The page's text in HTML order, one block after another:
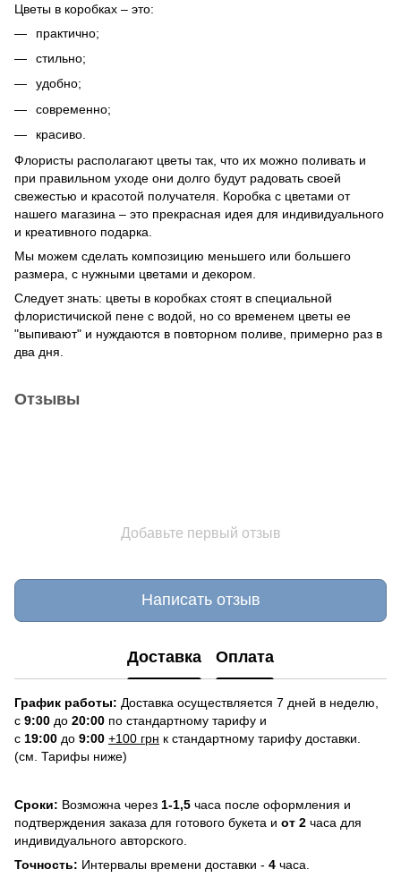
Цветы в коробках – это:
практично;
стильно;
удобно;
современно;
красиво.
Флористы располагают цветы так, что их можно поливать и
при правильном уходе они долго будут радовать своей
свежестью и красотой получателя. Коробка с цветами от
нашего магазина – это прекрасная идея для индивидуального
и креативного подарка.
Мы можем сделать композицию меньшего или большего
размера, с нужными цветами и декором.
Следует знать: цветы в коробках стоят в специальной
флористичиской пене с водой, но со временем цветы ее
"выпивают" и нуждаются в повторном поливе, примерно раз в
два дня.
Отзывы
Добавьте первый отзыв
Написать отзыв
Доставка Оплата
График работы: Доставка осуществляется 7 дней в неделю,
с 9:00 до 20:00 по стандартному тарифу и
с 19:00 до 9:00 +100 грн к стандартному тарифу доставки.
(см. Тарифы ниже)
Сроки: Возможна через 1-1,5 часа после оформления и
подтверждения заказа для готового букета и от 2 часа для
индивидуального авторского.
Точность: Интервалы времени доставки - 4 часа.